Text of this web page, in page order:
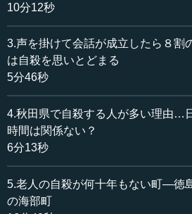
もう一つ、『べてるの家の「非」
殺』を書いた後です。ご存知かどう
ど、べてるの家は、北海道の浦河町
市になるのです。日高昆布の産地で
ですが、他には何もない町ですね。
に、日赤の大きな病院があります。
ありまして、そこに通っている人、
３人ほどで、３０年ぐらい前に浦河
べてるの家はすごく面白いのです
すが、要するに精神病の方が共同で
10分12秒
3.声を掛けて会話が成立したら８割
は自殺を思いとどまる
5分46秒
4.秋田県で自殺する人が多い理由…
時間は関係ない？
6分13秒
5.老人の自殺が何十年もない町―徳
の海部町